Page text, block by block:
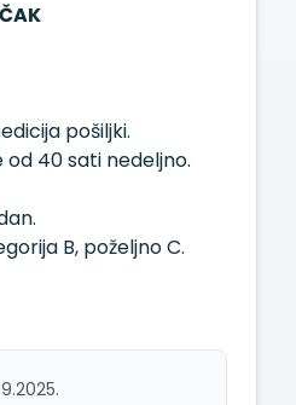
pošiljki.
od 40 sati nedeljno.
B, poželjno C.